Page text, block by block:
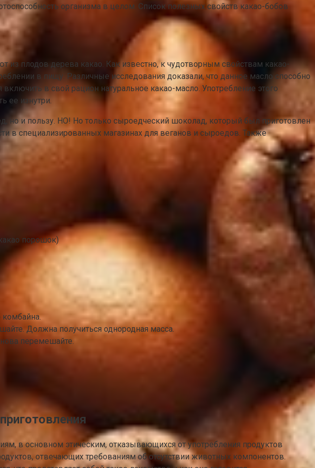
организма в целом. Список полезных свойств какао-бобов
плодов дерева какао. Как известно, к чудотворным свойствам какао-
в пищу. Различные исследования доказали, что данное масло способно
в свой рацион натуральное какао-масло. Употребление этого
ее изнутри.
и пользу. НО! Но только сыроедческий шоколад, который был приготовлен
в специализированных магазинах для веганов и сыроедов. Также
порошок)
Должна получиться однородная масса.
перемешайте.
в основном этическим, отказывающихся от употребления продуктов
отвечающих требованиям об отсутствии животных компонентов.